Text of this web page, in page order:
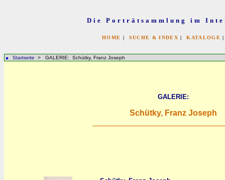
Die Porträtsammlung im
HOME | SUCHE & INDEX |KATALOGE
Startseite > GALERIE: Schütky, Franz Joseph
GALERIE:
Schütky, Franz Joseph